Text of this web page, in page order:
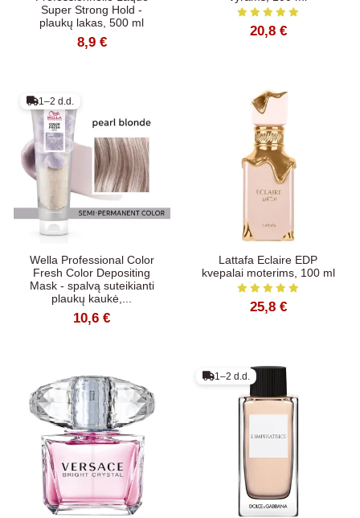
Super Strong Hold -
plaukų lakas, 500 ml
8,9 €
20,8 €
1–2 d.d.
Wella Professional Color
Fresh Color Depositing
Mask - spalvą suteikianti
plaukų kaukė,...
10,6 €
Lattafa Eclaire EDP
kvepalai moterims, 100 ml
25,8 €
1–2 d.d.